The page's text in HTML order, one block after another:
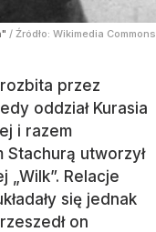
/ Źródło: Wikimedia Commons
przez
oddział Kurasia
i razem
Stachurą utworzył
„Wilk”. Relacje
się jednak
on